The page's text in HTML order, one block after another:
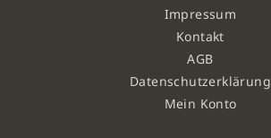
Impressum
Kontakt
AGB
Datenschutzerklärung
Mein Konto